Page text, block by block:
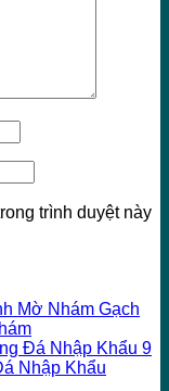
trình duyệt này
Gạch
9
Nhập Khẩu